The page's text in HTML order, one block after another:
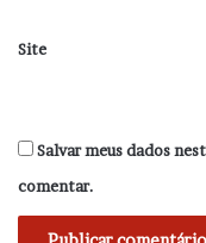
Site
Salvar meus dados
comentar.